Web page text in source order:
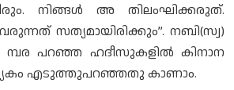
നിങ്ങള്‍ അ തിലംഘിക്കരുത്.
സത്യമായിരിക്കും”. നബി(സ്വ)
മ്പര പറഞ്ഞ ഹദീസുകളില്‍ കിനാന
എടുത്തുപറഞ്ഞതു കാണാം.